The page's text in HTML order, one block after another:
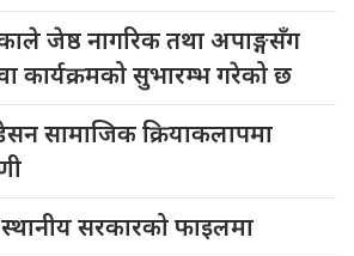
जेष्ठ नागरिक तथा अपाङ्गसँग
कार्यक्रमको सुभारम्भ गरेको छ
सामाजिक क्रियाकलापमा
सरकारको फाइलमा